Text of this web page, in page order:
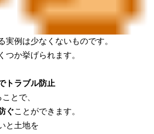
実例は少なくないものです。
つか挙げられます。
トラブル防止
とで、
ぐ ことができます。
と土地を